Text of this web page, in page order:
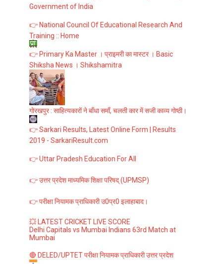
Government of India
👉 National Council Of Educational Research And
Training :: Home
👉 Primary Ka Master । प्राइमरी का मास्टर । Basic
Shiksha News । Shikshamitra
गोरखपुर : साहित्यकारों ने बाँधा समाँ, चलती कार में सजी काव्य गोष्ठी।
👉 Sarkari Results, Latest Online Form | Results
2019 - SarkariResult.com
👉 Uttar Pradesh Education For All
👉 उत्तर प्रदेश माध्यमिक शिक्षा परिषद् (UPMSP)
👉 परीक्षा नियामक प्राधिकारी उ0प्र0 इलाहाबाद।
💥 LATEST CRICKET LIVE SCORE
Delhi Capitals vs Mumbai Indians 63rd Match at
Mumbai
🔴 DELED/UPTET परीक्षा नियामक प्राधिकारी उत्तर प्रदेश